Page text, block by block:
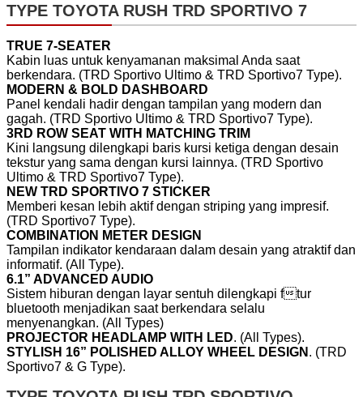
TYPE TOYOTA RUSH TRD SPORTIVO 7
TRUE 7-SEATER
Kabin luas untuk kenyamanan maksimal Anda saat
berkendara. (TRD Sportivo Ultimo & TRD Sportivo7 Type).
MODERN & BOLD DASHBOARD
Panel kendali hadir dengan tampilan yang modern dan
gagah. (TRD Sportivo Ultimo & TRD Sportivo7 Type).
3RD ROW SEAT WITH MATCHING TRIM
Kini langsung dilengkapi baris kursi ketiga dengan desain
tekstur yang sama dengan kursi lainnya. (TRD Sportivo
Ultimo & TRD Sportivo7 Type).
NEW TRD SPORTIVO 7 STICKER
Memberi kesan lebih aktif dengan striping yang impresif.
(TRD Sportivo7 Type).
COMBINATION METER DESIGN
Tampilan indikator kendaraan dalam desain yang atraktif dan
informatif. (All Type).
6.1” ADVANCED AUDIO
Sistem hiburan dengan layar sentuh dilengkapi ftur
bluetooth menjadikan saat berkendara selalu
menyenangkan. (All Types)
PROJECTOR HEADLAMP WITH LED. (All Types).
STYLISH 16” POLISHED ALLOY WHEEL DESIGN . (TRD
Sportivo7 & G Type).